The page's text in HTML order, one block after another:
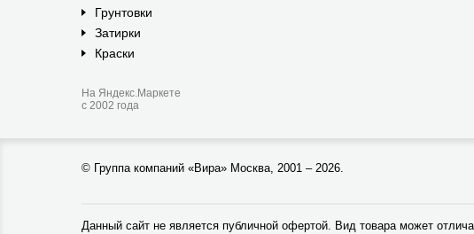
Грунтовки
Затирки
Краски
На Яндекс.Маркете
с 2002 года
© Группа компаний «Вира» Москва, 2001 – 2026.
Данный сайт не является публичной офертой. Вид товара может